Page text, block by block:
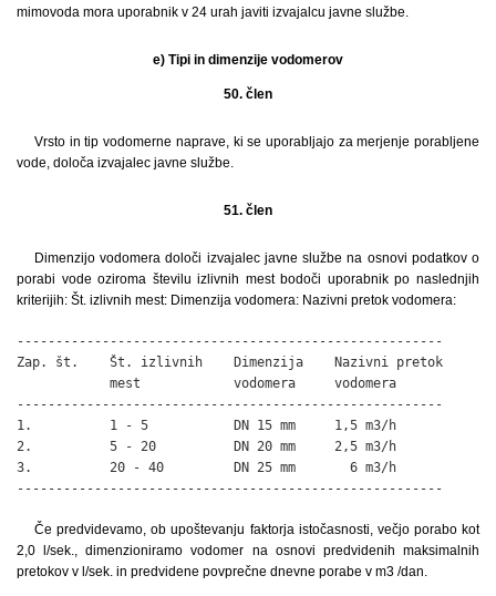
mimovoda mora uporabnik v 24 urah javiti izvajalcu javne službe.
e) Tipi in dimenzije vodomerov
50. člen
Vrsto in tip vodomerne naprave, ki se uporabljajo za merjenje porabljene
vode, določa izvajalec javne službe.
51. člen
Dimenzijo vodomera določi izvajalec javne službe na osnovi podatkov o
porabi vode oziroma številu izlivnih mest bodoči uporabnik po naslednjih
kriterijih: Št. izlivnih mest: Dimenzija vodomera: Nazivni pretok vodomera:
-------------------------------------------------------
Zap. št.    Št. izlivnih    Dimenzija    Nazivni pretok
            mest            vodomera     vodomera
-------------------------------------------------------
1.          1 - 5           DN 15 mm     1,5 m3/h
2.          5 - 20          DN 20 mm     2,5 m3/h
3.          20 - 40         DN 25 mm       6 m3/h
-------------------------------------------------------
Če predvidevamo, ob upoštevanju faktorja istočasnosti, večjo porabo kot
2,0 l/sek., dimenzioniramo vodomer na osnovi predvidenih maksimalnih
pretokov v l/sek. in predvidene povprečne dnevne porabe v m3 /dan.